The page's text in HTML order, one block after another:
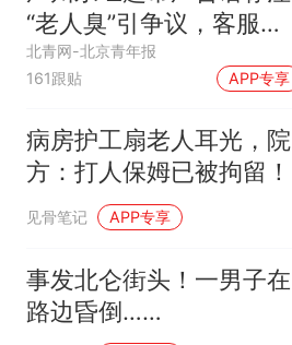
“老人臭”引争议，客服回
应
北青网-北京青年报
161跟贴
APP专享
病房护工扇老人耳光，院
方：打人保姆已被拘留！
见骨笔记 APP专享
事发北仑街头！一男子在
路边昏倒……